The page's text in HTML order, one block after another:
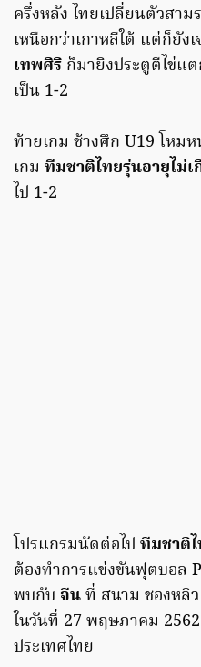
ครึ่งหลัง ไทยเปลี่ยนตัวสาม
เหนือกว่าเกาหลีใต้ แต่ก็ยัง
เทพศิริ ก็มายิงประตูตีไข่แ
เป็น 1-2
ท้ายเกม ช้างศึก U19 โหม
เกม ทีมชาติไทยรุ่นอายุไม่
ไป 1-2
โปรแกรมนัดต่อไป ทีมชาติ
ต้องทำการแข่งขันฟุตบอล
พบกับ จีนที่ สนาม ชองหลิ
ในวันที่ 27 พฤษภาคม
ประเทศไทย